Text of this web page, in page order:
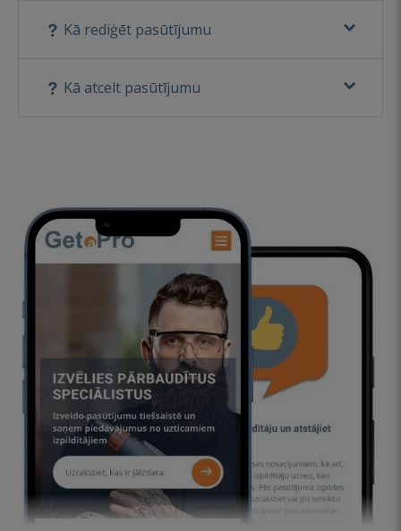
Kā rediģēt pasūtījumu
Kā atcelt pasūtījumu